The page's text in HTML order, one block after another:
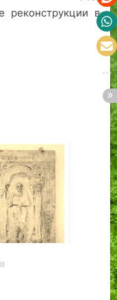
реконструкции в